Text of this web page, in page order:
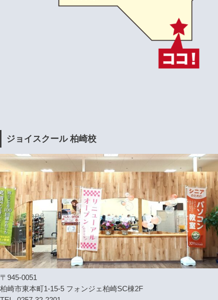
ジョイスクール 柏崎校
〒945-0051
柏崎市東本町1-15-5 フォンジェ柏崎SC棟2F